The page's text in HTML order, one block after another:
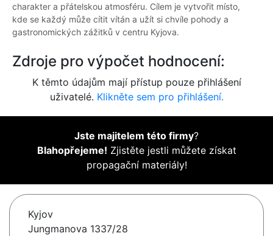
charakter a přátelskou atmosféru. Cílem je vytvořit místo,
kde se každý může cítit vítán a užít si chvíle pohody a
gastronomických zážitků v centru Kyjova.
Zdroje pro výpočet hodnocení:
K těmto údajům mají přístup pouze přihlášení
uživatelé. Klikněte sem pro přihlášení.
Jste majitelem této firmy?
Blahopřejeme! Zjistěte jestli můžete získat
propagační materiály!
Kyjov
Jungmanova 1337/28